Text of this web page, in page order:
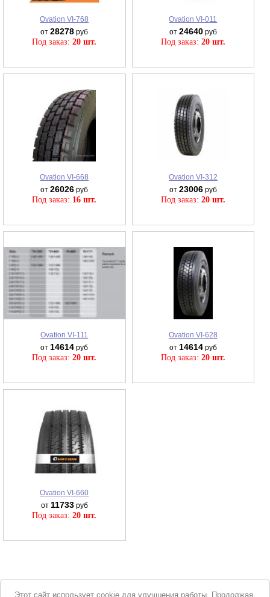
Ovation VI-768
от28278 руб
Под заказ:20 шт.
Ovation VI-011
от 24640руб
Под заказ: 20 шт.
Ovation VI-668
от26026 руб
Под заказ: 16 шт.
Ovation VI-312
от 23006руб
Под заказ: 20 шт.
Ovation VI-111
от 14614 руб
Под заказ:20 шт.
Ovation VI-628
от 14614руб
Под заказ: 20 шт.
Ovation VI-660
от 11733руб
Под заказ:20 шт.
Уведомление
Этот сайт использует cookie для улучшения работы. Продолжая,